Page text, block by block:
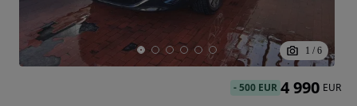
1 / 6
-500 EUR 4 990 EUR